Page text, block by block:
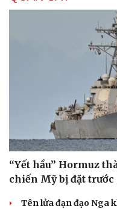
“Yết hầu” Hormuz
chiến Mỹ bị đặt
Tên lửa đạn đạo Nga